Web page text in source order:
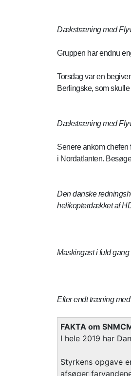
Dækstræning med
Gruppen har endnu
Torsdag var en
Berlingske, som
Dækstræning med
Senere ankom
i Nordatlanten.
Den danske
helikopterdækket af
Maskingast i fuld
Efter endt træning
FAKTA om
I hele 2019 har
Styrkens opgave
afsøger